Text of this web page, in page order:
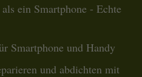
ein Smartphone - Echte
Smartphone und Handy
und abdichten mit